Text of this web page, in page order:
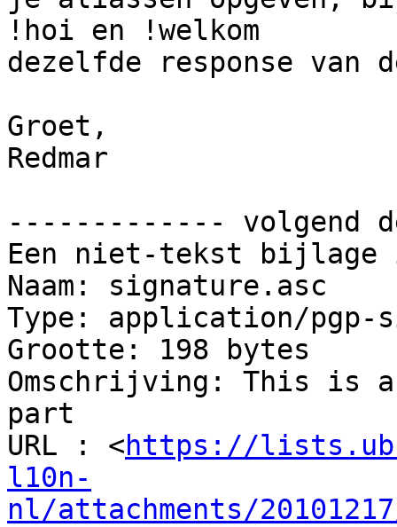
!hoi en !welkom
dezelfde response van
Groet,
Redmar
------------- volgend
Een niet-tekst
Naam: signature.asc
Type: application/pgp-
Grootte: 198 bytes
Omschrijving: This is
part
URL : <https://
l10n-
nl/attachments/